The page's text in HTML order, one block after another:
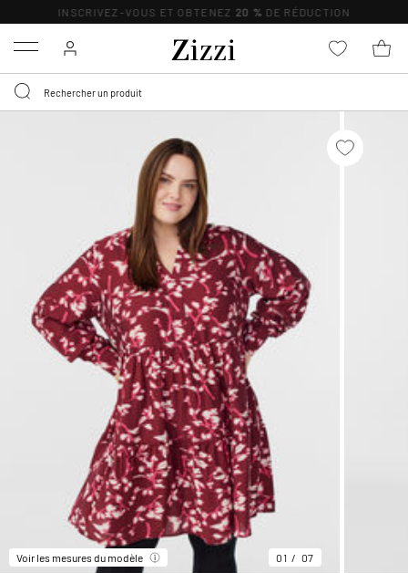
INSCRIVEZ-VOUS ET OBTENEZ 20 % DE RÉDUCTION
Menu
Voir les mesures du modèle 01 07